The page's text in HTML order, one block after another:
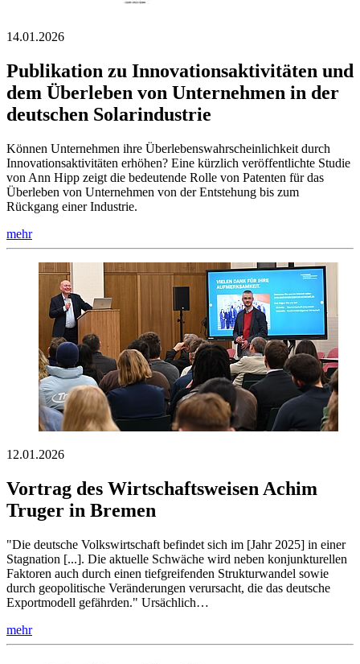
14.01.2026
Publikation zu Innovationsaktivitäten und
dem Überleben von Unternehmen in der
deutschen Solarindustrie
Können Unternehmen ihre Überlebenswahrscheinlichkeit durch
Innovationsaktivitäten erhöhen? Eine kürzlich veröffentlichte Studie
von Ann Hipp zeigt die bedeutende Rolle von Patenten für das
Überleben von Unternehmen von der Entstehung bis zum
Rückgang einer Industrie.
mehr
12.01.2026
Vortrag des Wirtschaftsweisen Achim
Truger in Bremen
"Die deutsche Volkswirtschaft befindet sich im [Jahr 2025] in einer
Stagnation [...]. Die aktuelle Schwäche wird neben konjunkturellen
Faktoren auch durch einen tiefgreifenden Strukturwandel sowie
durch geopolitische Veränderungen verursacht, die das deutsche
Exportmodell gefährden." Ursächlich…
mehr